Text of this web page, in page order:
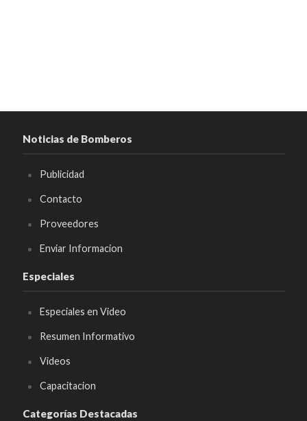
Noticias de Bomberos
Publicidad
Contacto
Proveedores
Enviar Informacion
Especiales
Especiales en Video
Resumen Informativo
Videos
Capacitacion
Categorías Destacadas